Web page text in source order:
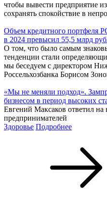
Ил-114-300 и двигатель ПД-8
Первый вице-премьер Денис
принял участие в церемонии